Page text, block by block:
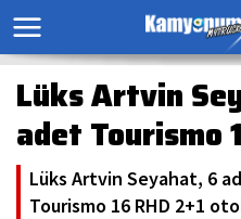
Lüks Artvin
adet Tourismo
Lüks Artvin Seyahat, 6
Tourismo 16 RHD 2+1